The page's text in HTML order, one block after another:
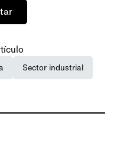
Sector industrial